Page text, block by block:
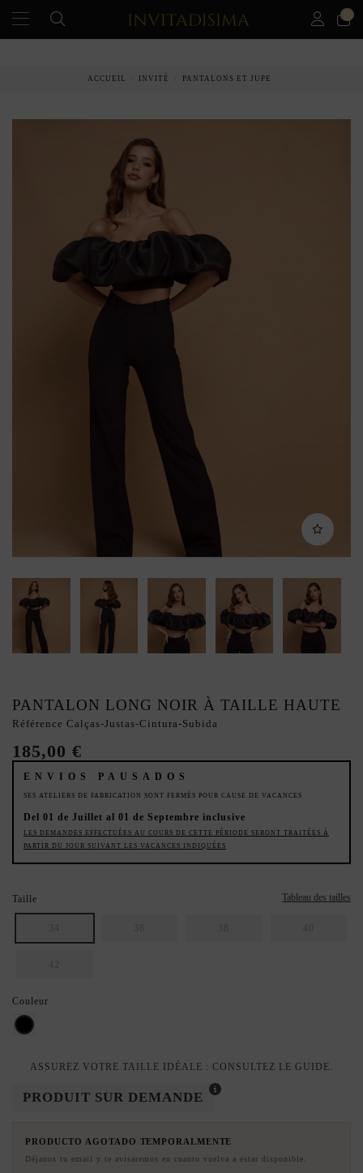
ACCUEIL INVITÉ PANTALONS ET JUPE
PANTALON LONG NOIR À TAILLE HAUTE
Référence Calças-Justas-Cintura-Subida
185,00 €
ENVIOS PAUSADOS
SES ATELIERS DE FABRICATION SONT FERMÉS POUR CAUSE DE VACANCES
Del 01 de Juillet al 01 de Septembre inclusive
LES DEMANDES EFFECTUÉES AU COURS DE CETTE PÉRIODE SERONT TRAITÉES À
PARTIR DU JOUR SUIVANT LES VACANCES INDIQUÉES
Taille Tableau des tailles
Couleur
Noir
ASSUREZ VOTRE TAILLE IDÉALE : CONSULTEZ LE GUIDE.
PRODUIT SUR DEMANDE
PRODUCTO AGOTADO TEMPORALMENTE
Déjanos tu email y te avisaremos en cuanto vuelva a estar disponible.